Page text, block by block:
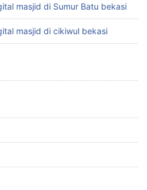
masjid di Sumur Batu bekasi
masjid di cikiwul bekasi